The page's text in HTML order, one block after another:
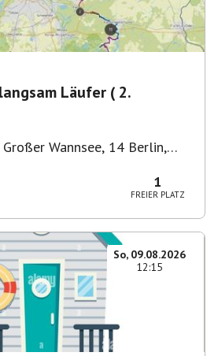
Läufer ( 2.
Großer Wannsee, 14 Berlin,
1
FREIER PLATZ
So, 09.08.2026
12:15